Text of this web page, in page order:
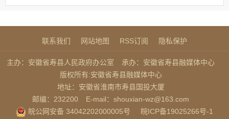
联系我们 网站地图 RSS订阅 隐私保护
主办：安徽省寿县人民政府办公室
承办：安徽省寿县融媒体中心
版权所有:安徽省寿县融媒体中心
地址：安徽省淮南市寿县国投大厦
邮编：232200
E-mail：shouxian-wz@163.com
皖公网安备 34042202000005号
皖ICP备19025266号-1